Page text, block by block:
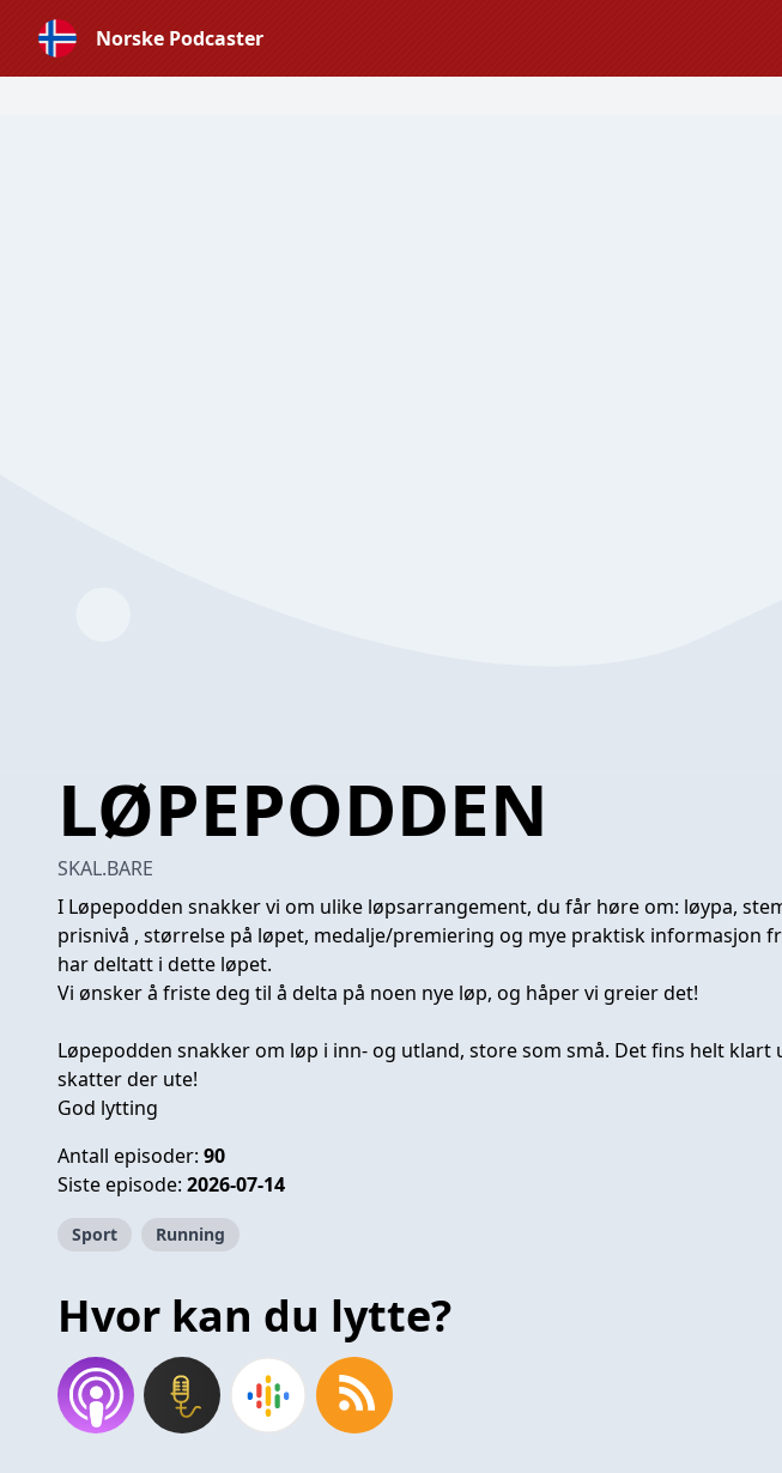
Norske Podcaster
LØPEPODDEN
SKAL.BARE
I Løpepodden snakker vi om ulike løpsarrangement, du får høre om: løypa,
prisnivå , størrelse på løpet, medalje/premiering og mye praktisk informasjon
har deltatt i dette løpet.
Vi ønsker å friste deg til å delta på noen nye løp, og håper vi greier det!
Løpepodden snakker om løp i inn- og utland, store som små. Det fins helt klart
skatter der ute!
God lytting
Antall episoder: 90
Siste episode: 2026-07-14
Sport Running
Hvor kan du lytte?